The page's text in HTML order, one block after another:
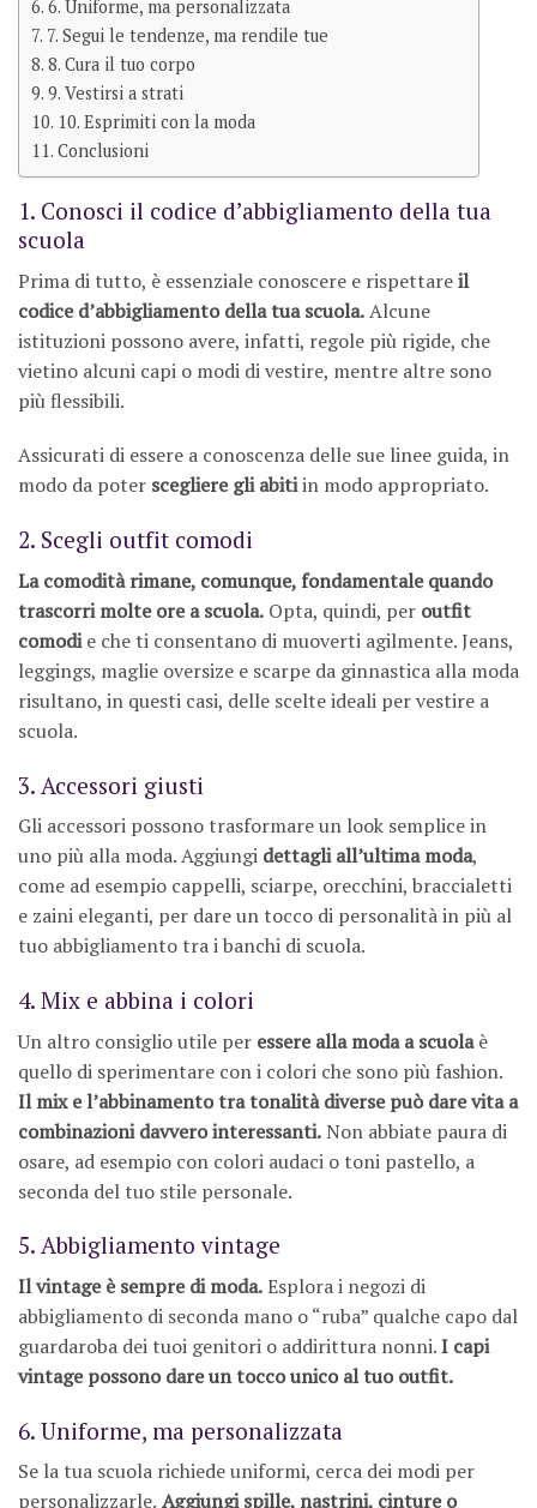
6. Uniforme, ma personalizzata
7. Segui le tendenze, ma rendile tue
8. Cura il tuo corpo
9. Vestirsi a strati
10. Esprimiti con la moda
Conclusioni
1. Conosci il codice d’abbigliamento della tua
scuola
Prima di tutto, è essenziale conoscere e rispettareil
codice d’abbigliamento della tua scuola.Alcune
istituzioni possono avere, infatti, regole più rigide, che
vietino alcuni capi o modi di vestire, mentre altre sono
più flessibili.
Assicurati di essere a conoscenza delle sue linee guida, in
modo da poter scegliere gli abitiin modo appropriato.
2. Scegli outfit comodi
La comodità rimane, comunque, fondamentale quando
trascorri molte ore a scuola. Opta, quindi, per outfit
comodie che ti consentano di muoverti agilmente. Jeans,
leggings, maglie oversize e scarpe da ginnastica alla moda
risultano, in questi casi, delle scelte ideali per vestire a
scuola.
3. Accessori giusti
Gli accessori possono trasformare un look semplice in
uno più alla moda. Aggiungi dettagli all’ultima moda,
come ad esempio cappelli, sciarpe, orecchini, braccialetti
e zaini eleganti, per dare un tocco di personalità in più al
tuo abbigliamento tra i banchi di scuola.
4. Mix e abbina i colori
Un altro consiglio utile per essere alla moda a scuolaè
quello di sperimentare con i colori che sono più fashion.
Il mix e l’abbinamento tra tonalità diverse può dare vita a
combinazioni davvero interessanti.Non abbiate paura di
osare, ad esempio con colori audaci o toni pastello, a
seconda del tuo stile personale.
5. Abbigliamento vintage
Il vintage è sempre di moda.Esplora i negozi di
abbigliamento di seconda mano o “ruba” qualche capo dal
guardaroba dei tuoi genitori o addirittura nonni.I capi
vintage possono dare un tocco unico al tuo outfit.
6. Uniforme, ma personalizzata
Se la tua scuola richiede uniformi, cerca dei modi per
personalizzarle. Aggiungi spille, nastrini, cinture o